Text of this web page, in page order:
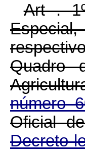
Art .
Quadro
número
Oficial
Decreto-